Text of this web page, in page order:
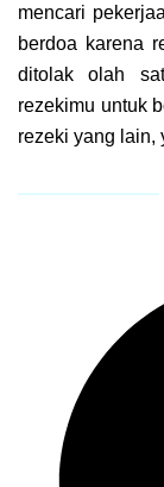
mencari
berdoa karena
ditolak olah
rezekimu untuk
rezeki yang lain,